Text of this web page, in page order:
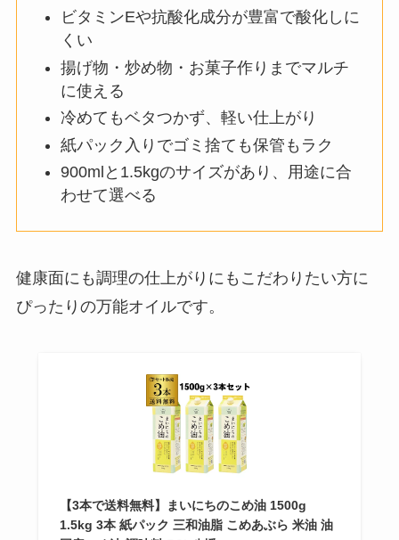
ビタミンEや抗酸化成分が豊富で酸化しに
くい
揚げ物・炒め物・お菓子作りまでマルチ
に使える
冷めてもベタつかず、軽い仕上がり
紙パック入りでゴミ捨ても保管もラク
900mlと1.5kgのサイズがあり、用途に合
わせて選べる
健康面にも調理の仕上がりにもこだわりたい方に
ぴったりの万能オイルです。
【3本で送料無料】まいにちのこめ油 1500g
1.5kg 3本 紙パック 三和油脂 こめあぶら 米油 油